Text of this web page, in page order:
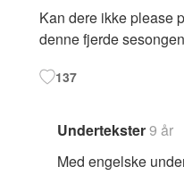
Kan dere ikke please
denne fjerde
137
Undertekster9 år
Med engelske